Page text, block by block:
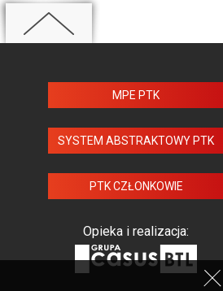
MPE PTK
SYSTEM ABSTRAKTOWY PTK
PTK CZŁONKOWIE
Opieka i realizacja: